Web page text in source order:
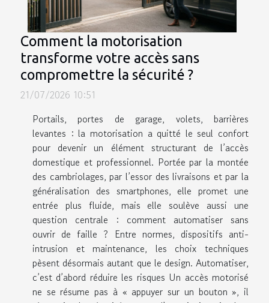
Comment la motorisation
transforme votre accès sans
compromettre la sécurité ?
21/07/2026 10:51
Portails, portes de garage, volets, barrières
levantes : la motorisation a quitté le seul confort
pour devenir un élément structurant de l’accès
domestique et professionnel. Portée par la montée
des cambriolages, par l’essor des livraisons et par la
généralisation des smartphones, elle promet une
entrée plus fluide, mais elle soulève aussi une
question centrale : comment automatiser sans
ouvrir de faille ? Entre normes, dispositifs anti-
intrusion et maintenance, les choix techniques
pèsent désormais autant que le design. Automatiser,
c’est d’abord réduire les risques Un accès motorisé
ne se résume pas à « appuyer sur un bouton », il